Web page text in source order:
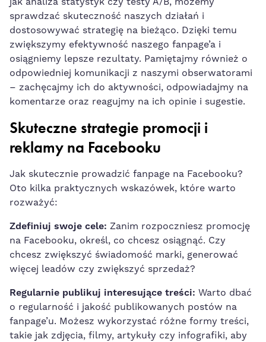
sprawdzać​ skuteczność naszych działań i
dostosowywać strategię na bieżąco.​ Dzięki⁢ temu
zwiększymy efektywność naszego fanpage’a i‍
osiągniemy lepsze rezultaty. Pamiętajmy również o
odpowiedniej komunikacji z naszymi obserwatorami
– zachęcajmy ich do aktywności, ⁢odpowiadajmy na
komentarze oraz​ reagujmy na ich opinie i sugestie.
Skuteczne strategie promocji ⁣i
reklamy na Facebooku
Jak skutecznie prowadzić fanpage⁢ na Facebooku?
Oto kilka ⁢praktycznych ⁤wskazówek, które⁢ warto
rozważyć:
Zdefiniuj swoje cele: Zanim rozpoczniesz promocję
na‍ Facebooku, określ,⁤ co chcesz osiągnąć. Czy
chcesz zwiększyć świadomość marki, generować ​
więcej ⁣leadów czy zwiększyć sprzedaż?
Regularnie publikuj⁤ interesujące treści: Warto dbać
o regularność i jakość publikowanych postów ‌na
fanpage’u. Możesz wykorzystać różne formy ⁤treści,
takie jak zdjęcia, filmy,⁤ artykuły czy infografiki, aby